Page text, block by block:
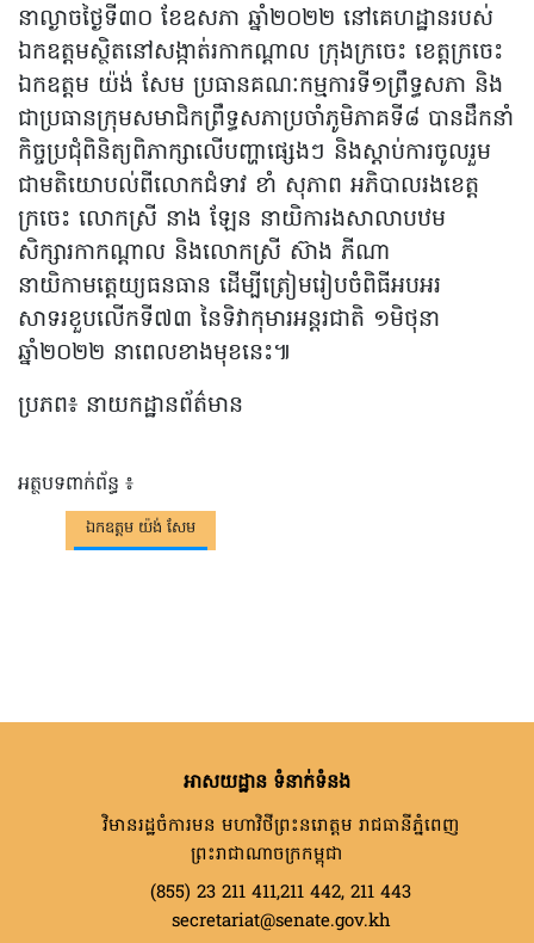
នាល្ងាចថ្ងៃទី៣០ ខែឧសភា ឆ្នាំ២០២២ នៅគេហដ្ឋានរបស់
ឯកឧត្តមស្ថិតនៅសង្កាត់រកាកណ្តាល ក្រុងក្រចេះ ខេត្តក្រចេះ
ឯកឧត្តម យ៉ង់ សែម ប្រធានគណៈកម្មការទី១ព្រឹទ្ធសភា និង
ជាប្រធានក្រុមសមាជិកព្រឹទ្ធសភាប្រចាំភូមិភាគទី៨ បានដឹកនាំ
កិច្ចប្រជុំពិនិត្យពិភាក្សាលើបញ្ហាផ្សេងៗ និងស្តាប់ការចូលរួម
ជាមតិយោបល់ពីលោកជំទាវ ខាំ សុភាព អភិបាលរងខេត្ត
ក្រចេះ លោកស្រី នាង ឡែន នាយិការងសាលាបឋម
សិក្សារកាកណ្តាល និងលោកស្រី ស៊ាង ភីណា
នាយិកាមត្តេយ្យធនធាន ដើម្បីត្រៀមរៀបចំពិធីអបអរ
សាទរខួបលើកទី៧៣ នៃទិវាកុមារអន្តរជាតិ ១មិថុនា
ឆ្នាំ២០២២ នាពេលខាងមុខនេះ៕
ប្រភព៖ នាយកដ្ឋានព័ត៌មាន
អត្ថបទពាក់ព័ន្ធ ៖
ឯកឧត្តម យ៉ង់ សែម
អាសយដ្ឋាន ទំនាក់ទំនង
វិមានរដ្ឋចំការមន មហាវិថីព្រះនរោត្តម រាជធានីភ្នំពេញ
ព្រះរាជាណាចក្រកម្ពុជា
(855) 23 211 411,211 442, 211 443
secretariat@senate.gov.kh